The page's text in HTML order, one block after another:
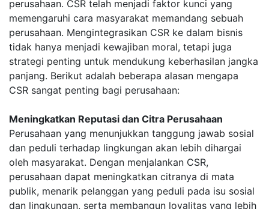
perusahaan. CSR telah menjadi faktor kunci yang
memengaruhi cara masyarakat memandang sebuah
perusahaan. Mengintegrasikan CSR ke dalam bisnis
tidak hanya menjadi kewajiban moral, tetapi juga
strategi penting untuk mendukung keberhasilan jangka
panjang. Berikut adalah beberapa alasan mengapa
CSR sangat penting bagi perusahaan:
Meningkatkan Reputasi dan Citra Perusahaan
Perusahaan yang menunjukkan tanggung jawab sosial
dan peduli terhadap lingkungan akan lebih dihargai
oleh masyarakat. Dengan menjalankan CSR,
perusahaan dapat meningkatkan citranya di mata
publik, menarik pelanggan yang peduli pada isu sosial
dan lingkungan, serta membangun loyalitas yang lebih